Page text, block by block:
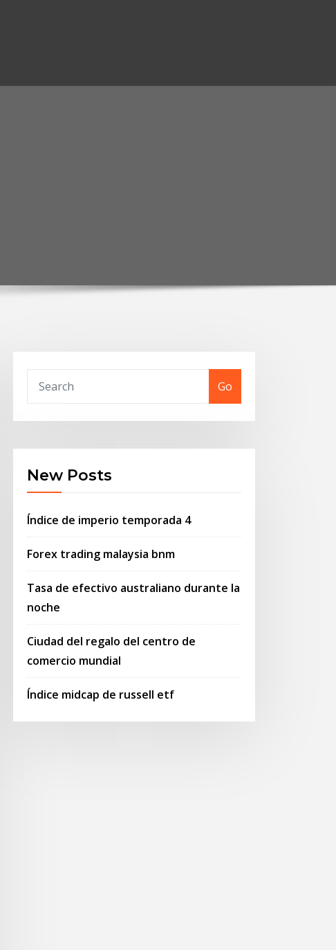
Go
New Posts
Índice de imperio temporada 4
Forex trading malaysia bnm
Tasa de efectivo australiano durante la
noche
Ciudad del regalo del centro de
comercio mundial
Índice midcap de russell etf